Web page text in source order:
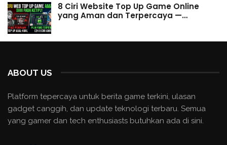
8 Ciri Website Top Up Game Online
yang Aman dan Terpercaya —…
ABOUT US
Platform tepercaya untuk berita game terkini, ulasan
gadget canggih, dan update teknologi terbaru. Semua
yang gamer dan tech enthusiasts butuhkan ada di sini.